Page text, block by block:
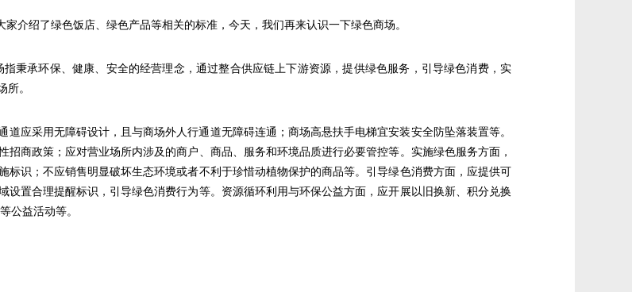
介绍了绿色饭店、绿色产品等相关的标准，今天，我们再来认识一下绿色商场。
指秉承环保、健康、安全的经营理念，通过整合供应链上下游资源，提供绿色服务，引导绿色消费，实
所。
应采用无障碍设计，且与商场外人行通道无障碍连通；商场高悬扶手电梯宜安装安全防坠落装置等。
商政策；应对营业场所内涉及的商户、商品、服务和环境品质进行必要管控等。实施绿色服务方面，
标识；不应销售明显破坏生态环境或者不利于珍惜动植物保护的商品等。引导绿色消费方面，应提供可
设置合理提醒标识，引导绿色消费行为等。资源循环利用与环保公益方面，应开展以旧换新、积分兑换
公益活动等。